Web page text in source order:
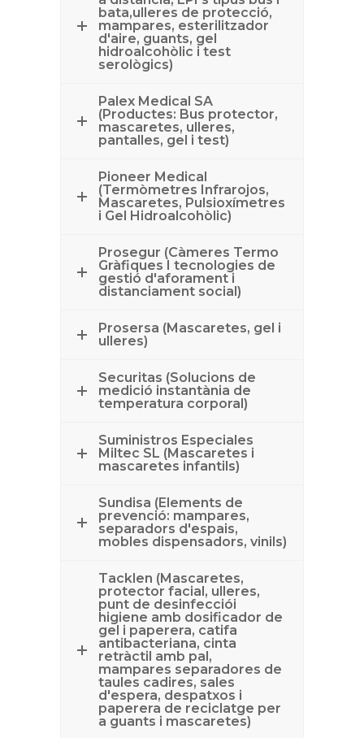
bata,ulleres de protecció,
mampares, esterilitzador
d'aire, guants, gel
hidroalcohòlic i test
serològics)
Palex Medical SA
(Productes: Bus protector,
mascaretes, ulleres,
pantalles, gel i test)
Pioneer Medical
(Termòmetres Infrarojos,
Mascaretes, Pulsioxímetres
i Gel Hidroalcohòlic)
Prosegur (Càmeres Termo
Gràfiques I tecnologies de
gestió d'aforament i
distanciament social)
Prosersa (Mascaretes, gel i
ulleres)
Securitas (Solucions de
medició instantània de
temperatura corporal)
Suministros Especiales
Miltec SL (Mascaretes i
mascaretes infantils)
Sundisa (Elements de
prevenció: mampares,
separadors d'espais,
mobles dispensadors, vinils)
Tacklen (Mascaretes,
protector facial, ulleres,
punt de desinfecciói
higiene amb dosificador de
gel i paperera, catifa
antibacteriana, cinta
retràctil amb pal,
mampares separadores de
taules cadires, sales
d'espera, despatxos i
paperera de reciclatge per
a guants i mascaretes)